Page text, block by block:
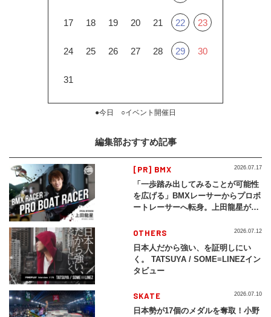
17 18 19 20 21 22 23
24 25 26 27 28 29 30
31
●今日 ○イベント開催日
編集部おすすめ記事
[PR] BMX
「一歩踏み出してみることが可能性
を広げる」BMXレーサーからプロボ
ートレーサーへ転身。上田龍星が体
2026.07.17
OTHERS
日本人だから強い、を証明しにい
く。 TATSUYA / SOME≡LINEZイン
タビュー
2026.07.12
SKATE
日本勢が17個のメダルを奪取！小野
2026.07.10